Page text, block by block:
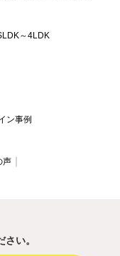
～4LDK
ン事例
声
い。